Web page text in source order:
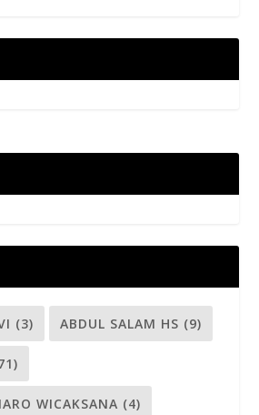
(3) ABDUL SALAM HS (9)
WICAKSANA (4)